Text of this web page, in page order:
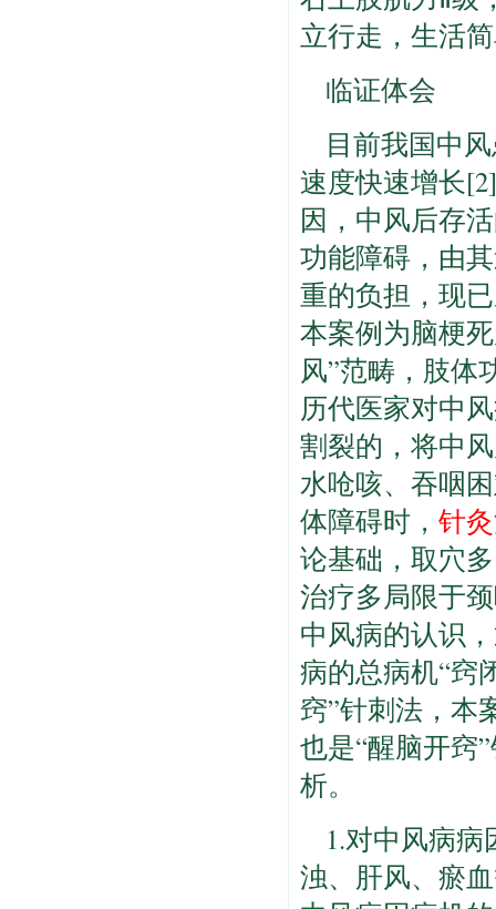
立行走，生活
临证体会
目前我国中
速度快速增长
因，中风后存
功能障碍，由
重的负担，现
本案例为脑梗
风”范畴，肢体
历代医家对中
割裂的，将中
水呛咳、吞咽
体障碍时， 针灸
论基础，取穴
治疗多局限于
中风病的认识
病的总病机“窍
窍”针刺法，本
也是“醒脑开窍
析。
1.对中风病
浊、肝风、瘀